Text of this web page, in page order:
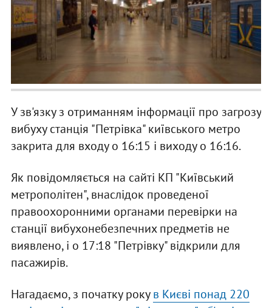
У зв'язку з отриманням інформації про загрозу
вибуху станція "Петрівка" київського метро
закрита для входу о 16:15 і виходу о 16:16.
Як повідомляється на сайті КП "Київський
метрополітен", внаслідок проведеної
правоохоронними органами перевірки на
станції вибухонебезпечних предметів не
виявлено, і о 17:18 "Петрівку" відкрили для
пасажирів.
Нагадаємо, з початку рокув Києві понад 220